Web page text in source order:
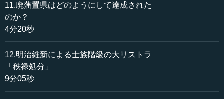
した成果は挙げませんでしたが、ヨーロッパ文明を見たこ
とが最大の成果です。
した。専売局、病院、鉄道、ガス、電信、博覧会、盲唖
院、養護院、トンネル、軍隊、徴兵令。福沢は、表立った
現象よりも、なぜこれが可能なのか、どういう心映えでで
きているのかというところに非常に興味を持ちました。結
11.廃藩置県はどのようにして達成された
のか？
4分20秒
12.明治維新による士族階級の大リストラ
「秩禄処分」
9分05秒